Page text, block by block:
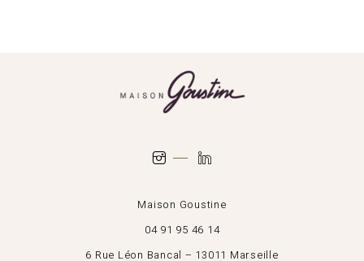
Maison Goustine
04 91 95 46 14
6 Rue Léon Bancal – 13011 Marseille